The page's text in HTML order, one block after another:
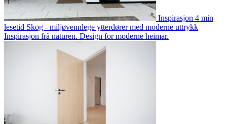
Inspirasjon 4 min
lesetid Skog - miljøvennlege ytterdører med moderne uttrykk
Inspirasjon frå naturen. Design for moderne heimar.